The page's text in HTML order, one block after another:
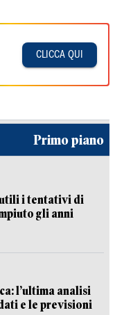
CLICCA QUI
Primo piano
i tentativi di
gli anni
l’ultima analisi
e le previsioni